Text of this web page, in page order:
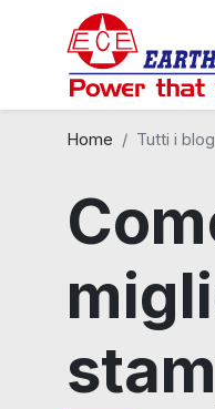
Home Tutti i blog